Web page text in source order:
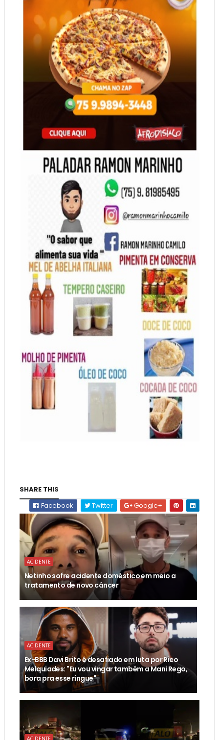
SHARE THIS
Facebook
Twitter Google+
ACIDENTE
Netinho sofre acidente doméstico em meio a
tratamento de novo câncer
ACIDENTE
Ex-BBB Davi Brito é desafiado em luta por Rico
Melquiades: "Eu vou vingar também a Mani Rego,
bora pra esse ringue"